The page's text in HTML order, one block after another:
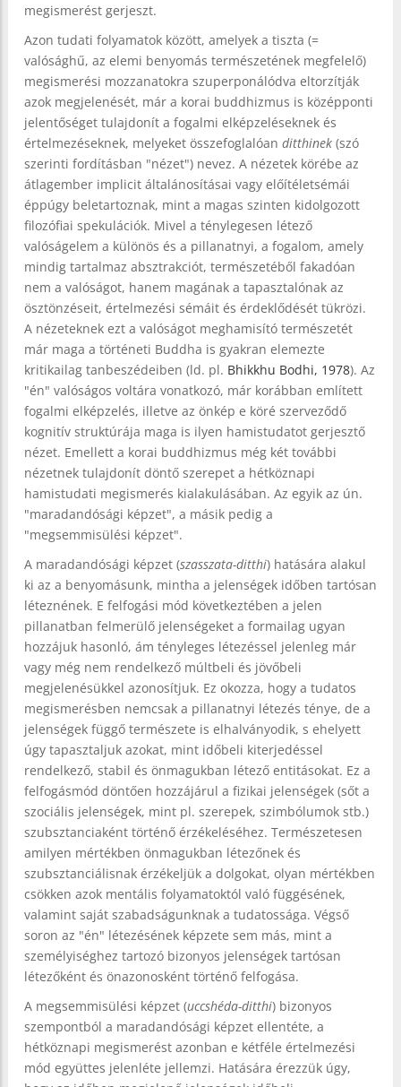
megismerést gerjeszt.
Azon tudati folyamatok között, amelyek a tiszta (=
valósághű, az elemi benyomás természetének megfelelő)
megismerési mozzanatokra szuperponálódva eltorzítják
azok megjelenését, már a korai buddhizmus is középponti
jelentőséget tulajdonít a fogalmi elképzeléseknek és
értelmezéseknek, melyeket összefoglalóan ditthinek (szó
szerinti fordításban "nézet") nevez. A nézetek körébe az
átlagember implicit általánosításai vagy előítéletsémái
éppúgy beletartoznak, mint a magas szinten kidolgozott
filozófiai spekulációk. Mivel a ténylegesen létező
valóságelem a különös és a pillanatnyi, a fogalom, amely
mindig tartalmaz absztrakciót, természetéből fakadóan
nem a valóságot, hanem magának a tapasztalónak az
ösztönzéseit, értelmezési sémáit és érdeklődését tükrözi.
A nézeteknek ezt a valóságot meghamisító természetét
már maga a történeti Buddha is gyakran elemezte
kritikailag tanbeszédeiben (ld. pl. Bhikkhu Bodhi, 1978). Az
"én" valóságos voltára vonatkozó, már korábban említett
fogalmi elképzelés, illetve az önkép e köré szerveződő
kognitív struktúrája maga is ilyen hamistudatot gerjesztő
nézet. Emellett a korai buddhizmus még két további
nézetnek tulajdonít döntő szerepet a hétköznapi
hamistudati megismerés kialakulásában. Az egyik az ún.
"maradandósági képzet", a másik pedig a
"megsemmisülési képzet".
A maradandósági képzet (szasszata-ditthi) hatására alakul
ki az a benyomásunk, mintha a jelenségek időben tartósan
léteznének. E felfogási mód következtében a jelen
pillanatban felmerülő jelenségeket a formailag ugyan
hozzájuk hasonló, ám tényleges létezéssel jelenleg már
vagy még nem rendelkező múltbeli és jövőbeli
megjelenésükkel azonosítjuk. Ez okozza, hogy a tudatos
megismerésben nemcsak a pillanatnyi létezés ténye, de a
jelenségek függő természete is elhalványodik, s ehelyett
úgy tapasztaljuk azokat, mint időbeli kiterjedéssel
rendelkező, stabil és önmagukban létező entitásokat. Ez a
felfogásmód döntően hozzájárul a fizikai jelenségek (sőt a
szociális jelenségek, mint pl. szerepek, szimbólumok stb.)
szubsztanciaként történő érzékeléséhez. Természetesen
amilyen mértékben önmagukban létezőnek és
szubsztanciálisnak érzékeljük a dolgokat, olyan mértékben
csökken azok mentális folyamatoktól való függésének,
valamint saját szabadságunknak a tudatossága. Végső
soron az "én" létezésének képzete sem más, mint a
személyiséghez tartozó bizonyos jelenségek tartósan
létezőként és önazonosként történő felfogása.
A megsemmisülési képzet (uccshéda-ditthi) bizonyos
szempontból a maradandósági képzet ellentéte, a
hétköznapi megismerést azonban e kétféle értelmezési
mód együttes jelenléte jellemzi. Hatására érezzük úgy,